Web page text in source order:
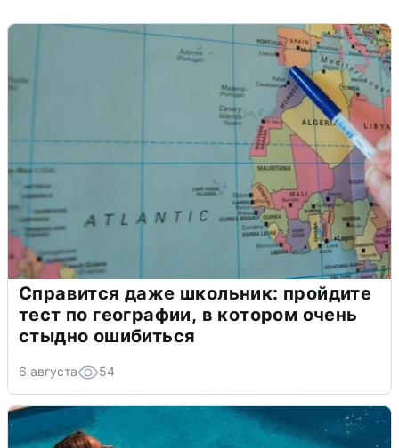
Справится даже школьник: пройдите
тест по географии, в котором очень
стыдно ошибиться
6 августа 54